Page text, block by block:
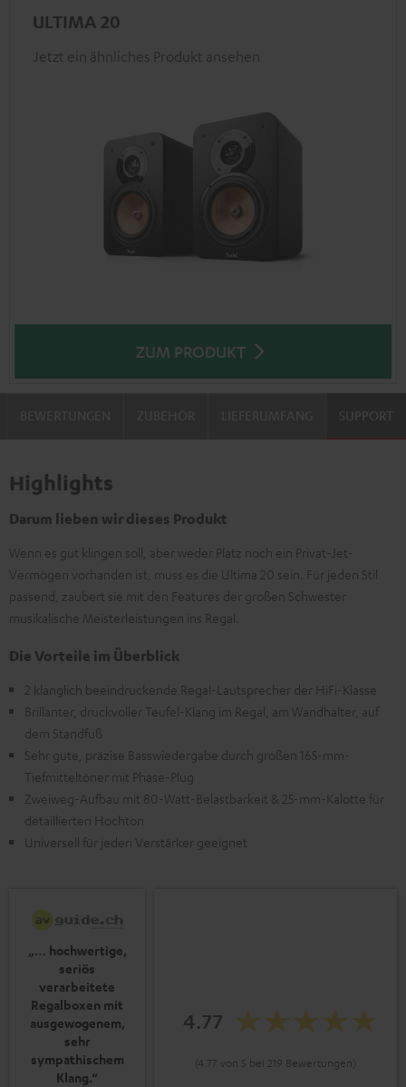
ULTIMA 20
Jetzt ein ähnliches Produkt ansehen
ZUM PRODUKT
SUPPORT
Highlights
Darum lieben wir dieses Produkt
Wenn es gut klingen soll, aber weder Platz noch ein Privat-Jet-
Vermögen vorhanden ist, muss es die Ultima 20 sein. Für jeden Stil
passend, zaubert sie mit den Features der großen Schwester
musikalische Meisterleistungen ins Regal.
Die Vorteile im Überblick
2 klanglich beeindruckende Regal-Lautsprecher der HiFi-Klasse
Brillanter, druckvoller Teufel-Klang im Regal, am Wandhalter, auf
dem Standfuß
Sehr gute, präzise Basswiedergabe durch großen 165-mm-
Tiefmitteltöner mit Phase-Plug
Zweiweg-Aufbau mit 80-Watt-Belastbarkeit & 25-mm-Kalotte für
detaillierten Hochton
Universell für jeden Verstärker geeignet
„… hochwertige,
seriös
verarbeitete
Regalboxen mit
ausgewogenem,
sehr
sympathischem
Klang.“
4.77
(4.77 von 5 bei 219 Bewertungen)